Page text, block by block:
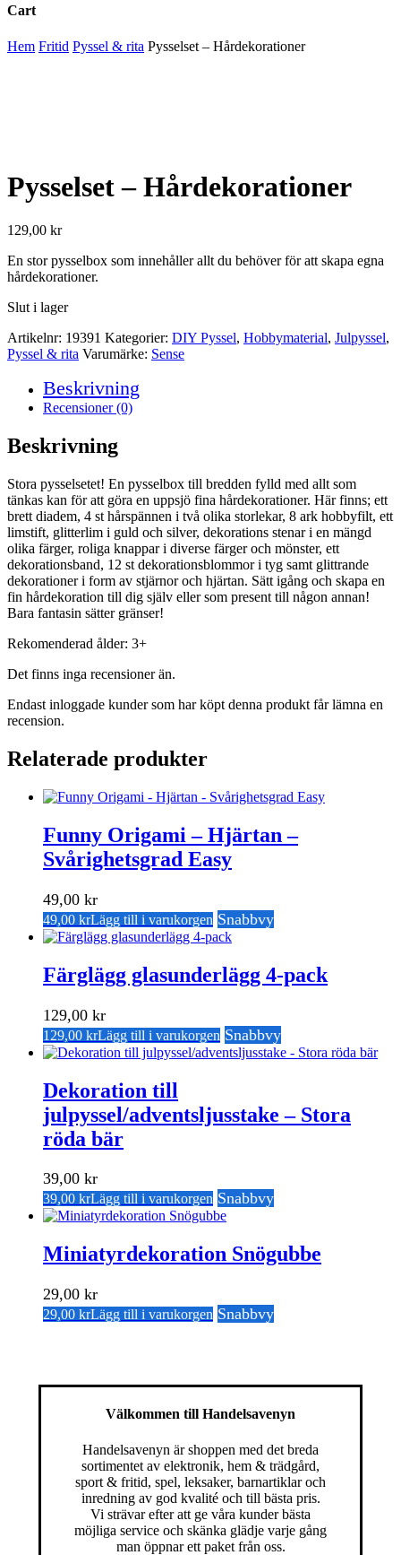
Cart
Close
Hem Fritid Pyssel & rita Pysselset – Hårdekorationer
Pysselset – Hårdekorationer
129,00 kr
En stor pysselbox som innehåller allt du behöver för att skapa egna
hårdekorationer.
Slut i lager
Artikelnr: 19391 Kategorier: DIY Pyssel, Hobbymaterial, Julpyssel,
Pyssel & rita Varumärke: Sense
Beskrivning
Recensioner (0)
Beskrivning
Stora pysselsetet! En pysselbox till bredden fylld med allt som
tänkas kan för att göra en uppsjö fina hårdekorationer. Här finns; ett
brett diadem, 4 st hårspännen i två olika storlekar, 8 ark hobbyfilt, ett
limstift, glitterlim i guld och silver, dekorations stenar i en mängd
olika färger, roliga knappar i diverse färger och mönster, ett
dekorationsband, 12 st dekorationsblommor i tyg samt glittrande
dekorationer i form av stjärnor och hjärtan. Sätt igång och skapa en
fin hårdekoration till dig själv eller som present till någon annan!
Bara fantasin sätter gränser!
Rekomenderad ålder: 3+
Det finns inga recensioner än.
Endast inloggade kunder som har köpt denna produkt får lämna en
recension.
Relaterade produkter
Funny Origami – Hjärtan –
Svårighetsgrad Easy
49,00 kr
49,00 krLägg till i varukorgen Snabbvy
Färglägg glasunderlägg 4-pack
129,00 kr
129,00 krLägg till i varukorgen Snabbvy
Dekoration till
julpyssel/adventsljusstake – Stora
röda bär
39,00 kr
39,00 krLägg till i varukorgen Snabbvy
Miniatyrdekoration Snögubbe
29,00 kr
29,00 krLägg till i varukorgen Snabbvy
Välkommen till Handelsavenyn
Handelsavenyn är shoppen med det breda
sortimentet av elektronik, hem & trädgård,
sport & fritid, spel, leksaker, barnartiklar och
inredning av god kvalité och till bästa pris.
Vi strävar efter att ge våra kunder bästa
möjliga service och skänka glädje varje gång
man öppnar ett paket från oss.